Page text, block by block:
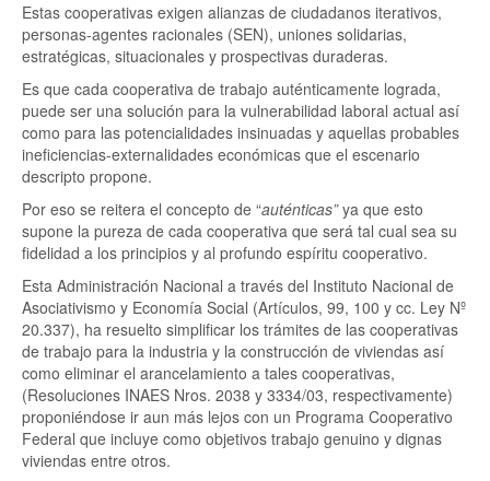
Estas cooperativas exigen alianzas de ciudadanos iterativos,
personas-agentes racionales (SEN), uniones solidarias,
estratégicas, situacionales y prospectivas duraderas.
Es que cada cooperativa de trabajo auténticamente lograda,
puede ser una solución para la vulnerabilidad laboral actual así
como para las potencialidades insinuadas y aquellas probables
ineficiencias-externalidades económicas que el escenario
descripto propone.
Por eso se reitera el concepto de “auténticas”ya que esto
supone la pureza de cada cooperativa que será tal cual sea su
fidelidad a los principios y al profundo espíritu cooperativo.
Esta Administración Nacional a través del Instituto Nacional de
Asociativismo y Economía Social (Artículos, 99, 100 y cc. Ley Nº
20.337), ha resuelto simplificar los trámites de las cooperativas
de trabajo para la industria y la construcción de viviendas así
como eliminar el arancelamiento a tales cooperativas,
(Resoluciones INAES Nros. 2038 y 3334/03, respectivamente)
proponiéndose ir aun más lejos con un Programa Cooperativo
Federal que incluye como objetivos trabajo genuino y dignas
viviendas entre otros.